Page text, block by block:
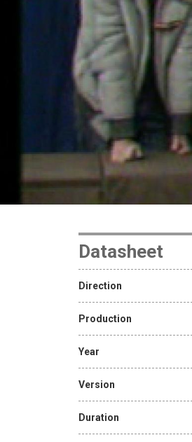
Datasheet
Direction
Production
Year
Version
Duration